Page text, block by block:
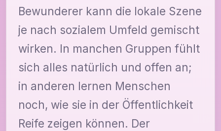
Bewunderer kann die lokale Szene
je nach sozialem Umfeld gemischt
wirken. In manchen Gruppen fühlt
sich alles natürlich und offen an;
in anderen lernen Menschen
noch, wie sie in der Öffentlichkeit
Reife zeigen können. Der